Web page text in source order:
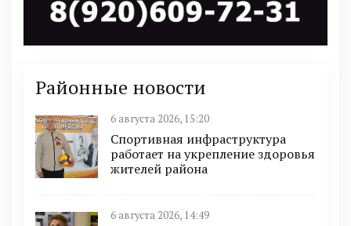
Районные новости
6 августа 2026, 15:20
Спортивная инфраструктура
работает на укрепление здоровья
жителей района
6 августа 2026, 14:49